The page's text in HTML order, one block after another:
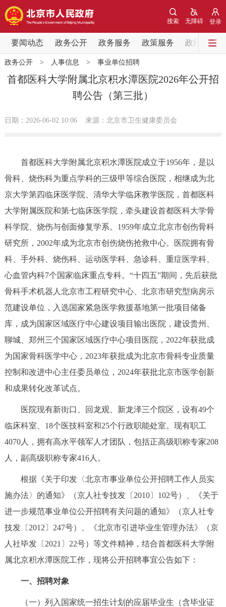
登录
无障碍
搜索
要闻动态 政务公开 政务服务 政策服务 政民互动
要闻动态
党中央精神 国务院信息
会议信息
市领导 机构职能 政策服务
政策兑现 政策解读 回应关切
决策公开 专题公开
政务服务
个人服务 法人服务 部门服务
便民服务 利企服务 投资项目
阳光政务
政民互动
参与调查 在线访谈 图说互动
走进北京
北京概况 十六区概览 人文北京
绿色北京 图说北京 视频北京
多语种
ENGLISH 한국어 日本語
政务公开> 人事信息 > 事业单位招聘
首都医科大学附属北京积水潭医院2026年公开招
聘公告（第三批）
日期：2026-06-02 10:06 来源：北京市卫生健康委员会
首都医科大学附属北京积水潭医院成立于1956年，是以
骨科、烧伤科为重点学科的三级甲等综合医院，相继成为北
京大学第四临床医学院、清华大学临床教学医院，首都医科
大学附属医院和第七临床医学院，牵头建设首都医科大学骨
科学院、烧伤与创面修复学系。1959年成立北京市创伤骨科
研究所，2002年成为北京市创伤烧伤抢救中心。医院拥有骨
科、手外科、烧伤科、运动医学科、急诊科、重症医学科、
心血管内科7个国家临床重点专科。“十四五”期间，先后获批
骨科手术机器人北京市工程研究中心、北京市研究型病房示
范建设单位，入选国家紧急医学救援基地第一批项目储备
库，成为国家区域医疗中心建设项目输出医院，建设贵州、
聊城、郑州三个国家区域医疗中心项目医院，2022年获批成
为国家骨科医学中心，2023年获批成为北京市骨科专业质量
控制和改进中心主任委员单位，2024年获批北京市医学创新
和成果转化改革试点。
医院现有新街口、回龙观、新龙泽三个院区，设有49个
临床科室、18个医技科室和25个行政职能处室。现有职工
4070人，拥有高水平领军人才团队，包括正高级职称专家208
人，副高级职称专家416人。
根据《关于印发〈北京市事业单位公开招聘工作人员实
施办法〉的通知》（京人社专技发〔2010〕102号）、《关于
进一步规范事业单位公开招聘有关问题的通知》（京人社专
技发〔2012〕247号）、《北京市引进毕业生管理办法》（京
人社毕发〔2021〕22号）等文件精神，结合首都医科大学附
属北京积水潭医院工作，现将公开招聘事宜公告如下：
一、招聘对象
（一）列入国家统一招生计划的应届毕业生（含毕业证